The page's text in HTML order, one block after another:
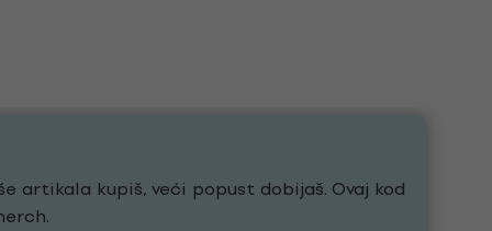
artikala kupiš, veći popust dobijaš. Ovaj kod